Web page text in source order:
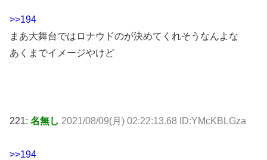
>>194
まあ大舞台ではロナウドのが決めてくれそうなんよな
あくまでイメージやけど
221: 名無し 2021/08/09(月) 02:22:13.68 ID:YMcKBLGza
>>194